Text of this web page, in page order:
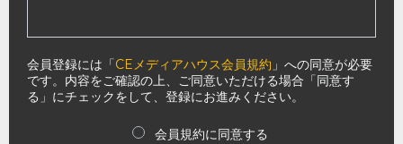
会員登録には「CEメディアハウス会員規約 」への同意が必要
です。内容をご確認の上、ご同意いただける場合「同意す
る」にチェックをして、登録にお進みください。
会員規約に同意する